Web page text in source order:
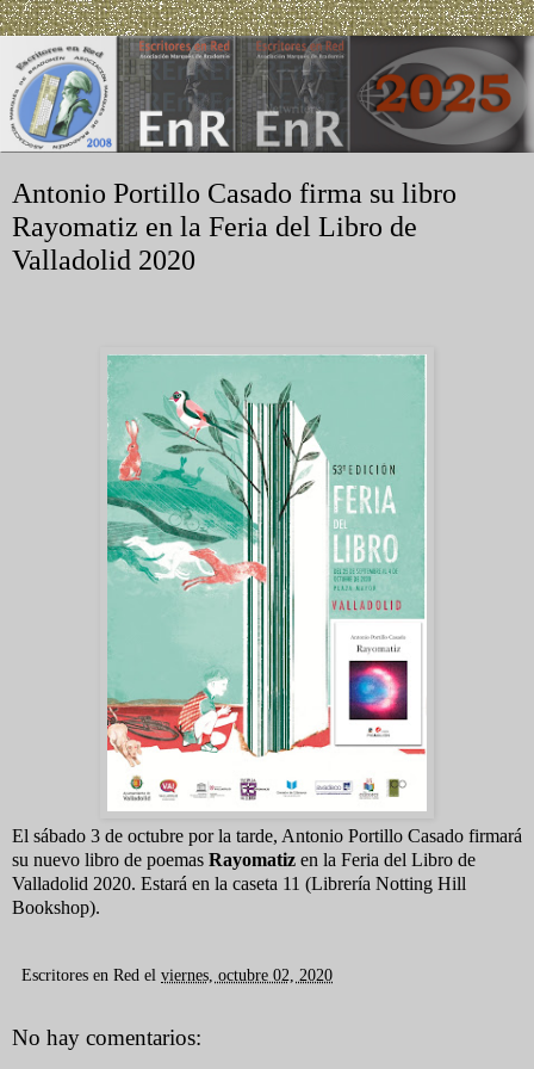
Antonio Portillo Casado firma su libro
Rayomatiz en la Feria del Libro de
Valladolid 2020
El sábado 3 de octubre por la tarde, Antonio Portillo Casado firmará
su nuevo libro de poemas Rayomatiz en la Feria del Libro de
Valladolid 2020. Estará en la caseta 11 (Librería Notting Hill
Bookshop).
Escritores en Red el viernes, octubre 02, 2020
No hay comentarios: